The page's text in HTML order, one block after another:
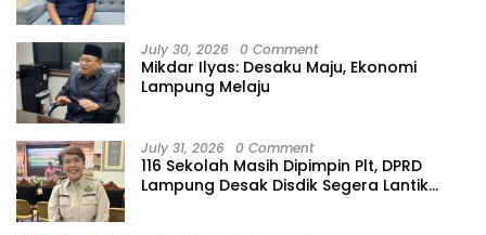
July 30, 2026 0 Comment
Mikdar Ilyas: Desaku Maju, Ekonomi
Lampung Melaju
July 31, 2026 0 Comment
116 Sekolah Masih Dipimpin Plt, DPRD
Lampung Desak Disdik Segera Lantik